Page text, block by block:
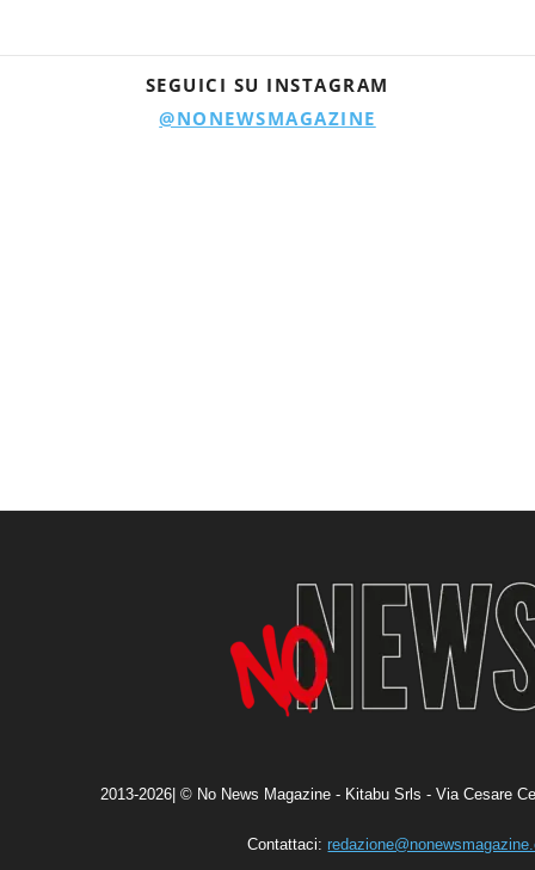
SEGUICI SU INSTAGRAM
@NONEWSMAGAZINE
2013-2026| © No News Magazine - Kitabu Srls - Via Cesare
Contattaci: